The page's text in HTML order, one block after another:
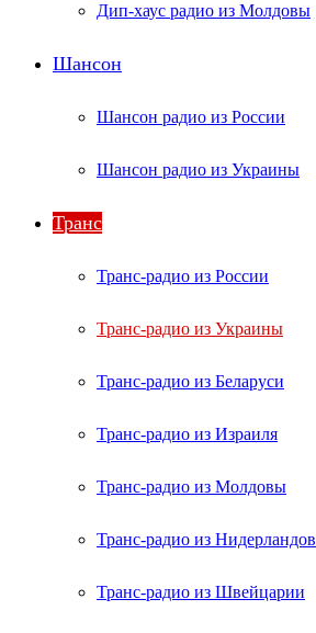
Дип-хаус радио из Молдовы
Шансон
Шансон радио из России
Шансон радио из Украины
Транс
Транс-радио из России
Транс-радио из Украины
Транс-радио из Беларуси
Транс-радио из Израиля
Транс-радио из Молдовы
Транс-радио из Нидерландов
Транс-радио из Швейцарии